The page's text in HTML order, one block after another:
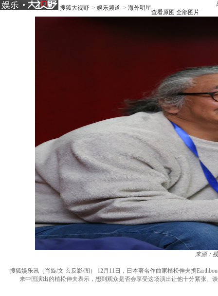
搜狐大视野 > 娱乐频道 > 海外明星
查看原图 全部图片
来源：
搜狐娱乐讯（肖旋/文 玄反影/图） 12月11日，日本著名作曲家植松伸夫携
来中国演出的植松伸夫表示，想到观众是否会享受这场演出让他十分紧张。